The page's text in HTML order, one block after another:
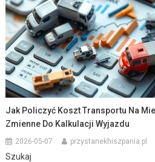
Jak Policzyć Koszt Transportu Na
Zmienne Do Kalkulacji Wyjazdu
2026-05-07 przystanekhiszpania.pl
Szukaj